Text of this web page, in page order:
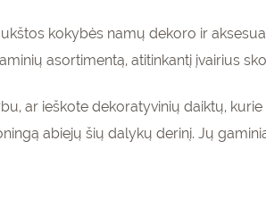
kokybės namų dekoro ir
asortimentą, atitinkantį įvairius
ar ieškote dekoratyvinių daiktų,
abiejų šių dalykų derinį. Jų